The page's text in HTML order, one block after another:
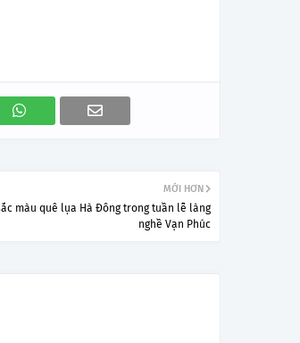
MỚI HƠN
màu quê lụa Hà Đông trong tuần lễ làng
nghề Vạn Phúc